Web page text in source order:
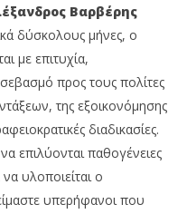
Βαρβέρης
δύσκολους μήνες, ο
με επιτυχία,
προς τους πολίτες
της εξοικονόμησης
διαδικασίες.
επιλύονται παθογένειες
υλοποιείται ο
υπερήφανοι που